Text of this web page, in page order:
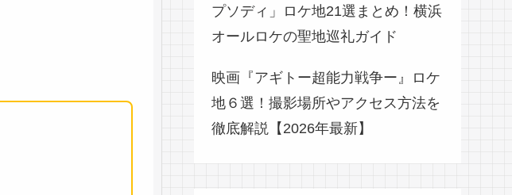
プソディ」ロケ地21選まとめ！横浜
オールロケの聖地巡礼ガイド
映画『アギトー超能力戦争ー』ロケ
地６選！撮影場所やアクセス方法を
徹底解説【2026年最新】